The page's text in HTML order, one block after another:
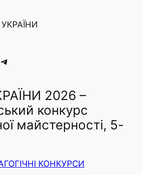
Telegram
2026 –
конкурс
майстерності, 5-
КОНКУРСИ